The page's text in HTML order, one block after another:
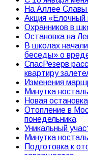
На Аллее Славы
Акция «Елочный
Охранников в
Остановка на
В школах
беседы» о
СпасРезерв
квартиру
Изменения
Минутка
Новая
Отопление в
понедельника
Уникальный
Минутка
Подготовка к